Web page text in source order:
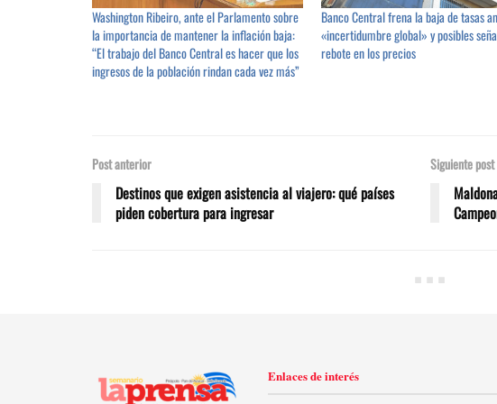
Washington Ribeiro, ante el Parlamento sobre
la importancia de mantener la inflación baja:
“El trabajo del Banco Central es hacer que los
ingresos de la población rindan cada vez más”
Banco Central frena la baja de tasas
«incertidumbre global» y posibles
rebote en los precios
Post anterior
Destinos que exigen asistencia al viajero: qué países
piden cobertura para ingresar
Siguiente post
Enlaces de interés